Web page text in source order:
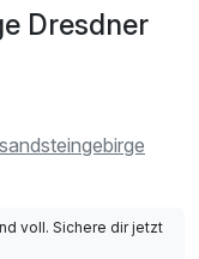
Dresdner
voll. Sichere dir jetzt